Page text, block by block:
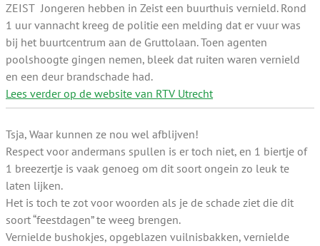
ZEIST Jongeren hebben in Zeist een buurthuis vernield. Rond
1 uur vannacht kreeg de politie een melding dat er vuur was
bij het buurtcentrum aan de Gruttolaan. Toen agenten
poolshoogte gingen nemen, bleek dat ruiten waren vernield
en een deur brandschade had.
Lees verder op de website van RTV Utrecht
Tsja, Waar kunnen ze nou wel afblijven!
Respect voor andermans spullen is er toch niet, en 1 biertje of
1 breezertje is vaak genoeg om dit soort ongein zo leuk te
laten lijken.
Het is toch te zot voor woorden als je de schade ziet die dit
soort “feestdagen” te weeg brengen.
Vernielde bushokjes, opgeblazen vuilnisbakken, vernielde